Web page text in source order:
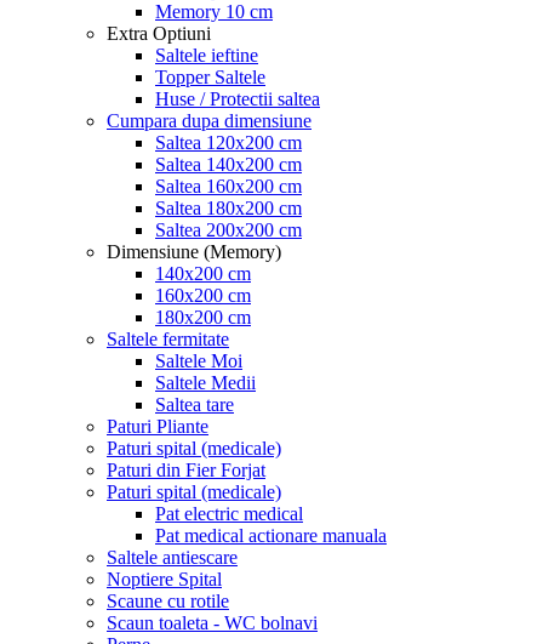
Memory 10 cm
Extra Optiuni
Saltele ieftine
Topper Saltele
Huse / Protectii saltea
Cumpara dupa dimensiune
Saltea 120x200 cm
Saltea 140x200 cm
Saltea 160x200 cm
Saltea 180x200 cm
Saltea 200x200 cm
Dimensiune (Memory)
140x200 cm
160x200 cm
180x200 cm
Saltele fermitate
Saltele Moi
Saltele Medii
Saltea tare
Paturi Pliante
Paturi spital (medicale)
Paturi din Fier Forjat
Paturi spital (medicale)
Pat electric medical
Pat medical actionare manuala
Saltele antiescare
Noptiere Spital
Scaune cu rotile
Scaun toaleta - WC bolnavi